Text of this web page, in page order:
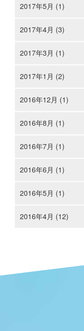
2017年5月 (1)
2017年4月 (3)
2017年3月 (1)
2017年1月 (2)
2016年12月 (1)
2016年8月 (1)
2016年7月 (1)
2016年6月 (1)
2016年5月 (1)
2016年4月 (12)